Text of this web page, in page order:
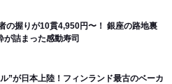
の握りが10貫4,950円〜！ 銀座の路地裏
詰まった感動寿司
”が日本上陸！フィンランド最古のベーカ